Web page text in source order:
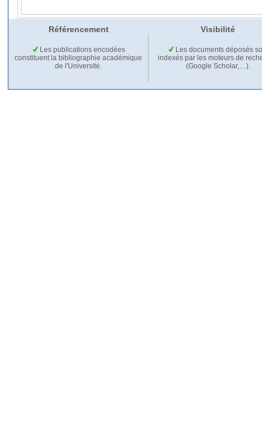
Référencement Visibilité
Les publications encodées
constituent la bibliographie académique
de l'Université.
Les documents déposés
indexés par les moteurs de
(Google Scholar,…).